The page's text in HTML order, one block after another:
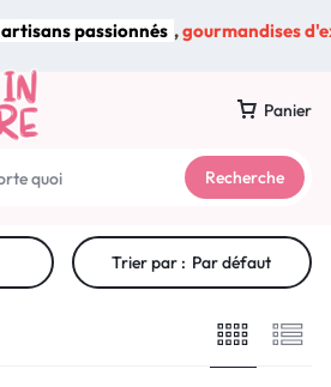
artisans passionnés ,gourmandises
Panier
Recherche
Trier par : Par défaut